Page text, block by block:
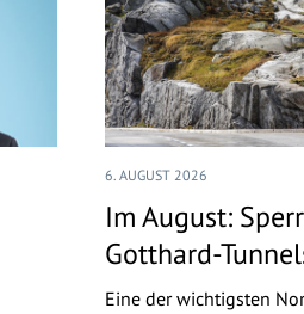
6. AUGUST 2026
Im August:
Gotthard-
Eine der wichtigsten